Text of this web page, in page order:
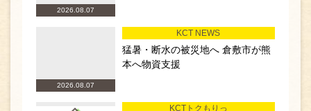
2026.08.07
2026.08.07
KCT NEWS
猛暑・断水の被災地へ 倉敷市が熊
本へ物資支援
KCTトクもりっ